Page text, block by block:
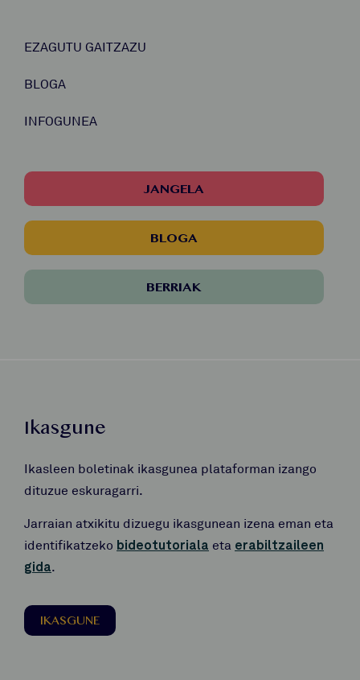
EZAGUTU GAITZAZU
BLOGA
INFOGUNEA
JANGELA
BLOGA
BERRIAK
Ikasgune
Ikasleen boletinak ikasgunea plataforman izango
dituzue eskuragarri.
Jarraian atxikitu dizuegu ikasgunean izena eman eta
identifikatzeko bideotutoriala eta erabiltzaileen
gida.
IKASGUNE